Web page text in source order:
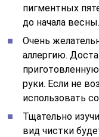
пигментных
до начала весны.
Очень
аллергию.
руки. Если не
использовать
Тщательно
вид чистки